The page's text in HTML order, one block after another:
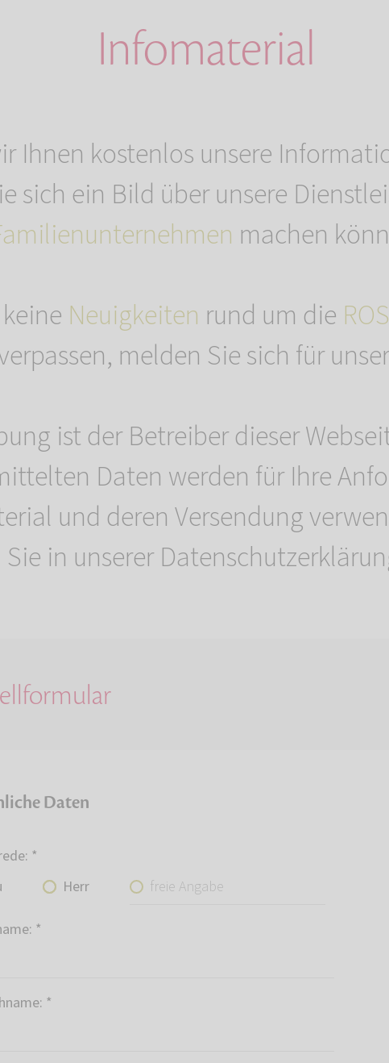
Infomaterial
Ihnen kostenlos unsere
sich ein Bild über unsere
machen
Neuigkeiten rund um die
melden Sie sich für
ist der Betreiber dieser
Daten werden für Ihre
und deren Versendung
Sie in unserer
Daten
*
Herr freie Angabe
*
*